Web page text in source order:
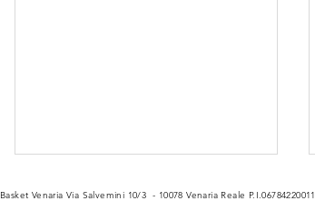
Basket Venaria Via Salvemini 10/3 - 10078 Venaria Reale P.I.06784220011